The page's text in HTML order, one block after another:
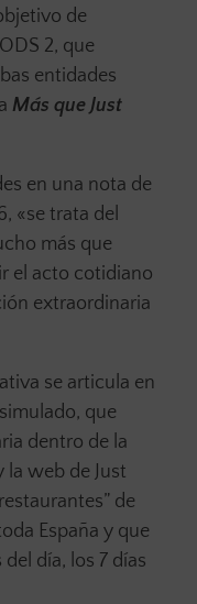
de
2, que
entidades
Más que Just
en una nota de
«se trata del
más que
el acto cotidiano
extraordinaria
se articula en
que
dentro de la
la web de Just
de
España y que
día, los 7 días